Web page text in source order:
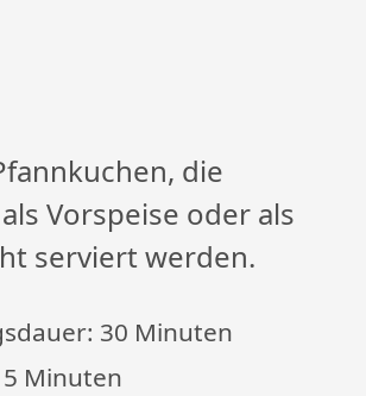
die
Vorspeise oder als
serviert werden.
30 Minuten
Minuten